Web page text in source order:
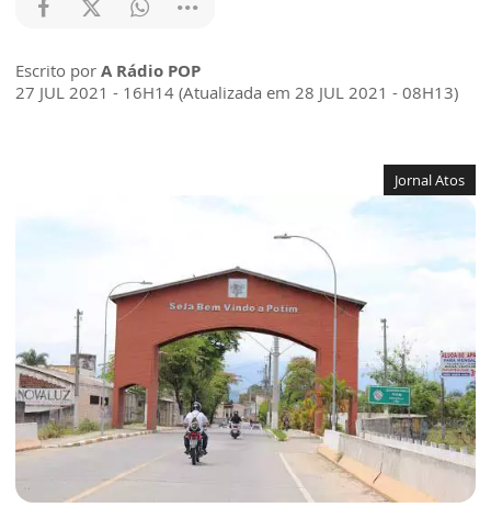
Escrito por A Rádio POP
27 JUL 2021 - 16H14 (Atualizada em 28 JUL 2021 - 08H13)
Jornal Atos